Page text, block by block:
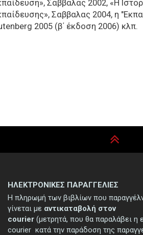
Σαββαλας 2002, «Η
Σαββαλας 2004, η
2005 (β΄ έκδοση 2006) κλπ.
ΗΛΕΚΤΡΟΝΙΚΕΣ ΠΑΡΑΓΓΕΛΙΕΣ
Η πληρωμή των βιβλίων που
γίνεται με αντικαταβολή στον
courier (μετρητά, που θα παραλάβει η
courier κατά την παράδοση της